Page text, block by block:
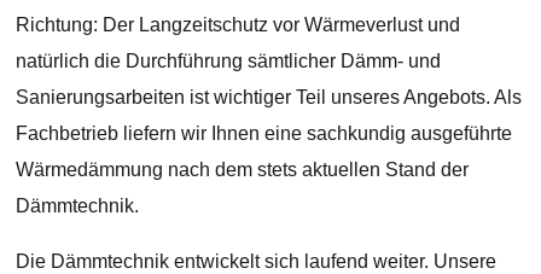
Richtung: Der Langzeitschutz vor Wärmeverlust und
natürlich die Durchführung sämtlicher Dämm- und
Sanierungsarbeiten ist wichtiger Teil unseres Angebots. Als
Fachbetrieb liefern wir Ihnen eine sachkundig ausgeführte
Wärmedämmung nach dem stets aktuellen Stand der
Dämmtechnik.
Die Dämmtechnik entwickelt sich laufend weiter. Unsere